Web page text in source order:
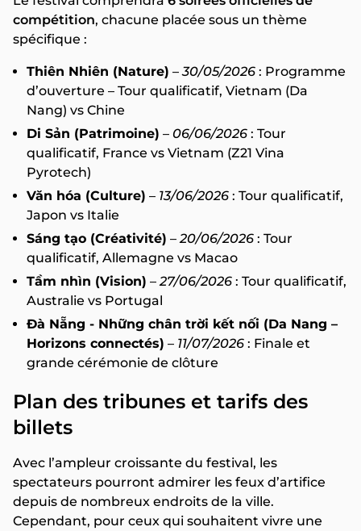
compétition, chacune placée sous un thème
spécifique :
Thiên Nhiên (Nature) –30/05/2026 : Programme
d’ouverture – Tour qualificatif, Vietnam (Da
Nang) vs Chine
Di Sản (Patrimoine) – 06/06/2026 : Tour
qualificatif, France vs Vietnam (Z21 Vina
Pyrotech)
Văn hóa (Culture) – 13/06/2026 : Tour qualificatif,
Japon vs Italie
Sáng tạo (Créativité) – 20/06/2026 : Tour
qualificatif, Allemagne vs Macao
Tầm nhìn (Vision) – 27/06/2026 : Tour qualificatif,
Australie vs Portugal
Đà Nẵng - Những chân trời kết nối (Da Nang –
Horizons connectés) – 11/07/2026 : Finale et
grande cérémonie de clôture
Plan des tribunes et tarifs des
billets
Avec l’ampleur croissante du festival, les
spectateurs pourront admirer les feux d’artifice
depuis de nombreux endroits de la ville.
Cependant, pour ceux qui souhaitent vivre une